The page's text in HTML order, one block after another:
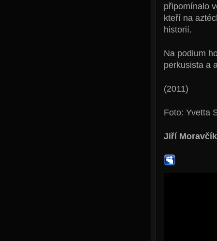
připomínalo
kteří na
historií.
Na podium
perkusista a
(2011)
Foto: Yvetta
Jiří Moravčík